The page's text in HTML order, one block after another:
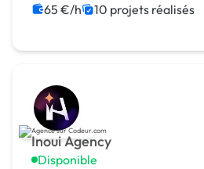
Landing page
65 €/h 10 projets réalisés
Inoui Agency
Disponible